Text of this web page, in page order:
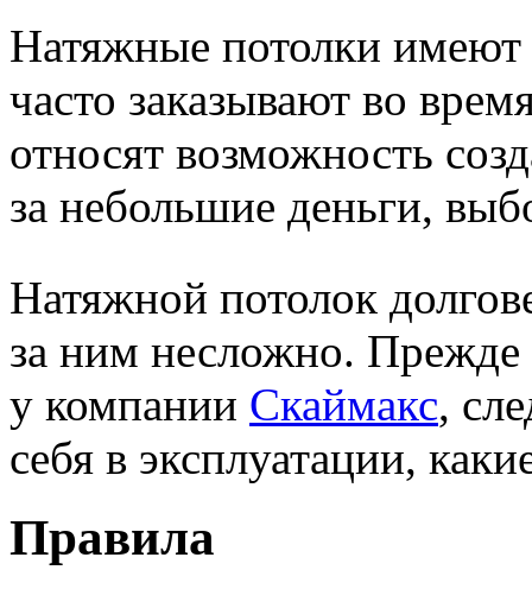
Натяжные потолки имеют
часто заказывают во
относят возможность
за небольшие деньги,
Натяжной потолок
за ним несложно. Прежде
у компании Скаймакс,
себя в эксплуатации,
Правила